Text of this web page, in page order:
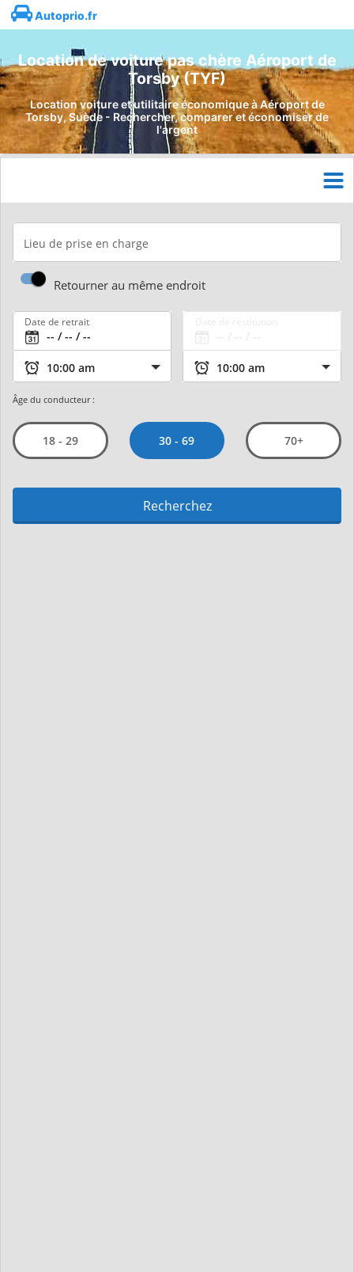
Autoprio.fr
Location de voiture pas chère Aéroport de
Torsby (TYF)
Location voiture et utilitaire économique à Aéroport de
Torsby, Suède - Rechercher, comparer et économiser de
l'argent
Lieu de prise en charge
Retourner au même endroit
Date de retrait
Âge du conducteur :
18 - 29 30 - 69 70+
Recherchez